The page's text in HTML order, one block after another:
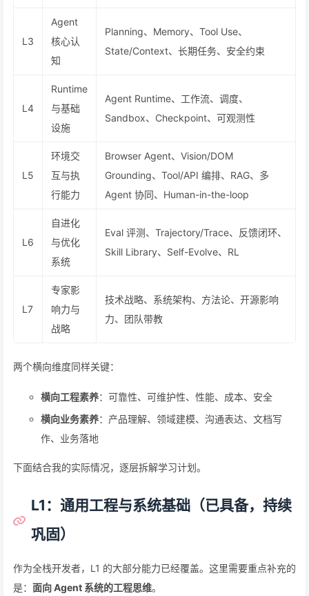
L3
Agent
核心认
知
Planning、Memory、Tool Use、
State/Context、长期任务、安全约束
L4
Runtime
与基础
设施
Agent Runtime、工作流、调度、
Sandbox、Checkpoint、可观测性
L5
环境交
互与执
行能力
Browser Agent、Vision/DOM
Grounding、Tool/API 编排、RAG、多
Agent 协同、Human-in-the-loop
L6
自进化
与优化
系统
Eval 评测、Trajectory/Trace、反馈闭环、
Skill Library、Self-Evolve、RL
L7
专家影
响力与
战略
技术战略、系统架构、方法论、开源影响
力、团队带教
两个横向维度同样关键：
横向工程素养：可靠性、可维护性、性能、成本、安全
横向业务素养：产品理解、领域建模、沟通表达、文档写
作、业务落地
下面结合我的实际情况，逐层拆解学习计划。
L1：通用工程与系统基础（已具备，持续
巩固）
作为全栈开发者，L1 的大部分能力已经覆盖。这里需要重点补充的
是： 面向 Agent 系统的工程思维。